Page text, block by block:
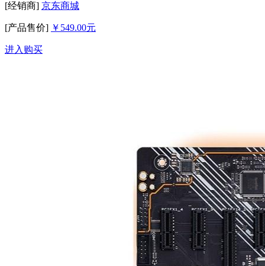
[经销商] 京东商城
[产品售价] ￥549.00元
进入购买